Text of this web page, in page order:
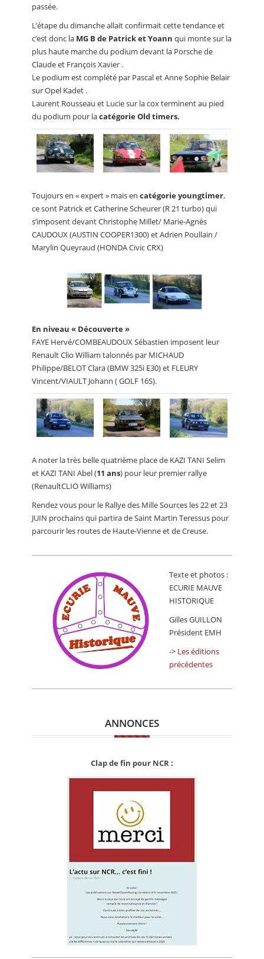
passée.
L’étape du dimanche allait confirmait cette tendance et
c’est donc la MG B de Patrick et Yoann qui monte sur la
plus haute marche du podium devant la Porsche de
Claude et François Xavier .
Le podium est complété par Pascal et Anne Sophie Belair
sur Opel Kadet .
Laurent Rousseau et Lucie sur la cox terminent au pied
du podium pour lacatégorie Old timers.
Toujours en « expert » mais en catégorie youngtimer,
ce sont Patrick et Catherine Scheurer (R 21 turbo) qui
s’imposent devant Christophe Millet/ Marie-Agnès
CAUDOUX (AUSTIN COOPER1300) et Adrien Poullain /
Marylin Queyraud (HONDA Civic CRX)
En niveau « Découverte »
FAYE Hervé/COMBEAUDOUX Sébastien imposent leur
Renault Clio William talonnés par MICHAUD
Philippe/BELOT Clara (BMW 325i E30) et FLEURY
Vincent/VIAULT Johann ( GOLF 16S).
A noter la très belle quatrième place de KAZI TANI Selim
et KAZI TANI Abel (11 ans) pour leur premier rallye
(RenaultCLIO Williams)
Rendez vous pour le Rallye des Mille Sources les 22 et 23
JUIN prochains qui partira de Saint Martin Teressus pour
parcourir les routes de Haute-Vienne et de Creuse.
Texte et photos :
ECURIE MAUVE
HISTORIQUE
Gilles GUILLON
Président EMH
-> Les éditions
précédentes
ANNONCES
Clap de fin pour NCR :